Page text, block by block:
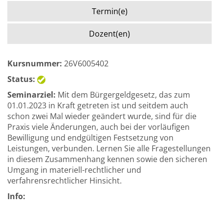
Termin(e)
Dozent(en)
Kursnummer: 26V6005402
Status:
Seminarziel: Mit dem Bürgergeldgesetz, das zum
01.01.2023 in Kraft getreten ist und seitdem auch
schon zwei Mal wieder geändert wurde, sind für die
Praxis viele Änderungen, auch bei der vorläufigen
Bewilligung und endgültigen Festsetzung von
Leistungen, verbunden. Lernen Sie alle Fragestellungen
in diesem Zusammenhang kennen sowie den sicheren
Umgang in materiell-rechtlicher und
verfahrensrechtlicher Hinsicht.
Info: